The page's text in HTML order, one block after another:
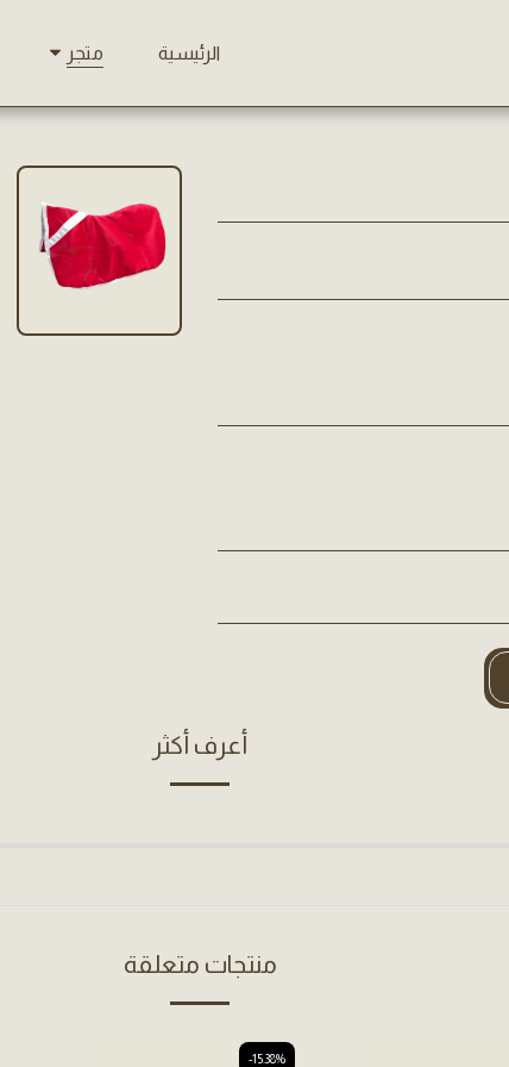
الرئيسية متجر
أعرف أكثر
منتجات متعلقة
-15.38%